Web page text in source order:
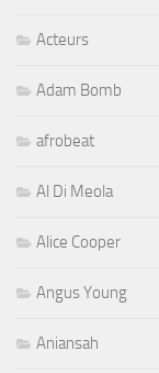
Acteurs
Adam Bomb
afrobeat
Al Di Meola
Alice Cooper
Angus Young
Aniansah